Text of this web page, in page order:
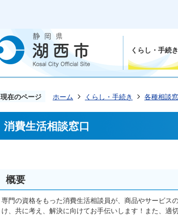
くらし・手続き
現在のページ ホーム くらし・手続き 各種相談
消費生活相談窓口
概要
専門の資格をもった消費生活相談員が、商品やサービス
け、共に考え、解決に向けてお手伝いします！また、適